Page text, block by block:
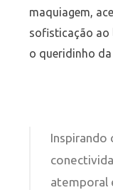
maquiagem,
sofisticação ao
o queridinho
Inspirando
atemporal